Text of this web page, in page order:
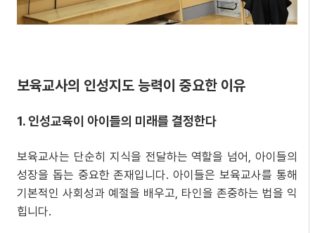
보육교사의 인성지도 능력이 중요한 이유
1. 인성교육이 아이들의 미래를 결정한다
보육교사는 단순히 지식을 전달하는 역할을 넘어, 아이들의
성장을 돕는 중요한 존재입니다. 아이들은 보육교사를 통해
기본적인 사회성과 예절을 배우고, 타인을 존중하는 법을 익
힙니다.